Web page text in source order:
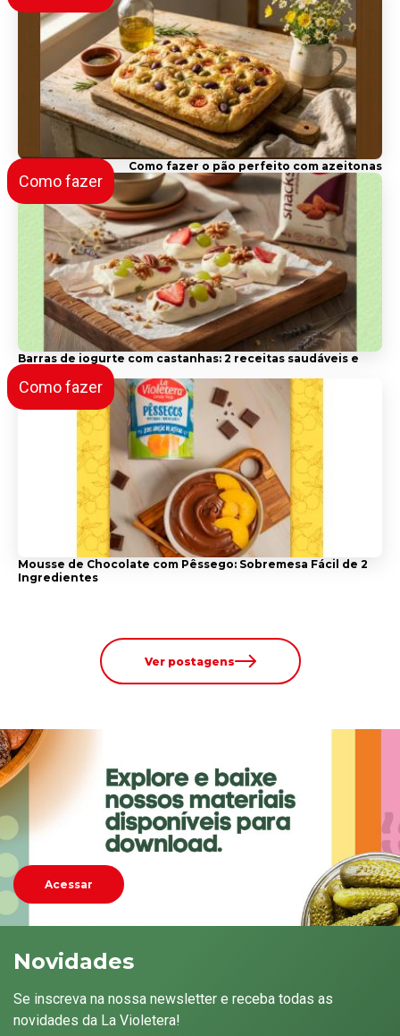
Como fazer o pão perfeito com azeitonas
Como fazer
Barras de iogurte com castanhas: 2 receitas saudáveis e
Como fazer
Mousse de Chocolate com Pêssego: Sobremesa Fácil de 2
Ingredientes
Ver postagens
Acessar
Novidades
Se inscreva na nossa newsletter e receba todas as
novidades da La Violetera!